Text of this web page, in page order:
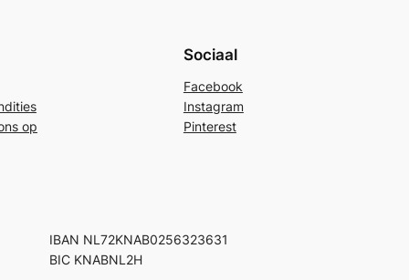
op
Sociaal
Facebook
Instagram
Pinterest
IBAN NL72KNAB0256323631
BIC KNABNL2H